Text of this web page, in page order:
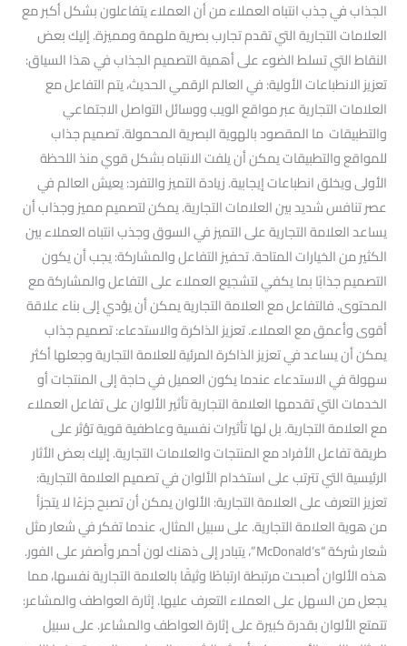
الجذاب في جذب انتباه العملاء من أن العملاء يتفاعلون بشكل أكبر مع
العلامات التجارية التي تقدم تجارب بصرية ملهمة ومميزة. إليك بعض
النقاط التي تسلط الضوء على أهمية التصميم الجذاب في هذا السياق:
تعزيز الانطباعات الأولية: في العالم الرقمي الحديث، يتم التفاعل مع
العلامات التجارية عبر مواقع الويب ووسائل التواصل الاجتماعي
والتطبيقات ما المقصود بالهوية البصرية المحمولة. تصميم جذاب
للمواقع والتطبيقات يمكن أن يلفت الانتباه بشكل قوي منذ اللحظة
الأولى ويخلق انطباعات إيجابية. زيادة التميز والتفرد: يعيش العالم في
عصر تنافس شديد بين العلامات التجارية. يمكن لتصميم مميز وجذاب أن
يساعد العلامة التجارية على التميز في السوق وجذب انتباه العملاء بين
الكثير من الخيارات المتاحة. تحفيز التفاعل والمشاركة: يجب أن يكون
التصميم جذابًا بما يكفي لتشجيع العملاء على التفاعل والمشاركة مع
المحتوى. فالتفاعل مع العلامة التجارية يمكن أن يؤدي إلى بناء علاقة
أقوى وأعمق مع العملاء. تعزيز الذاكرة والاستدعاء: تصميم جذاب
يمكن أن يساعد في تعزيز الذاكرة المرئية للعلامة التجارية وجعلها أكثر
سهولة في الاستدعاء عندما يكون العميل في حاجة إلى المنتجات أو
الخدمات التي تقدمها العلامة التجارية تأثير الألوان على تفاعل العملاء
مع العلامة التجارية. بل لها تأثيرات نفسية وعاطفية قوية تؤثر على
طريقة تفاعل الأفراد مع المنتجات والعلامات التجارية. إليك بعض الأثار
الرئيسية التي تترتب على استخدام الألوان في تصميم العلامة التجارية:
تعزيز التعرف على العلامة التجارية: الألوان يمكن أن تصبح جزءًا لا يتجزأ
من هوية العلامة التجارية. على سبيل المثال، عندما تفكر في شعار مثل
شعار شركة “McDonald’s”، يتبادر إلى ذهنك لون أحمر وأصفر على الفور.
هذه الألوان أصبحت مرتبطة ارتباطًا وثيقًا بالعلامة التجارية نفسها، مما
يجعل من السهل على العملاء التعرف عليها. إثارة العواطف والمشاعر:
تتمتع الألوان بقدرة كبيرة على إثارة العواطف والمشاعر. على سبيل